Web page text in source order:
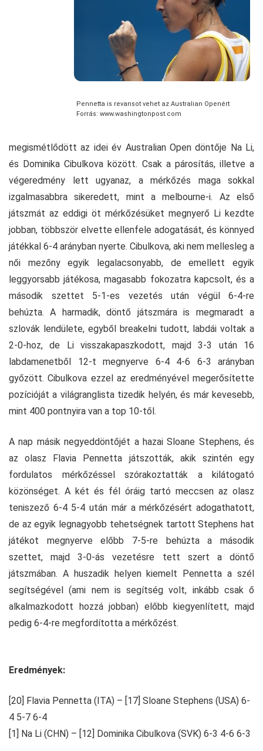
Pennetta is revansot vehet az Australian Openért
Forrás: www.washingtonpost.com
megismétlődött az idei év Australian Open döntője Na Li,
és Dominika Cibulkova között. Csak a párosítás, illetve a
végeredmény lett ugyanaz, a mérkőzés maga sokkal
izgalmasabbra sikeredett, mint a melbourne-i. Az első
játszmát az eddigi öt mérkőzésüket megnyerő Li kezdte
jobban, többször elvette ellenfele adogatását, és könnyed
játékkal 6-4 arányban nyerte. Cibulkova, aki nem mellesleg a
női mezőny egyik legalacsonyabb, de emellett egyik
leggyorsabb játékosa, magasabb fokozatra kapcsolt, és a
második szettet 5-1-es vezetés után végül 6-4-re
behúzta. A harmadik, döntő játszmára is megmaradt a
szlovák lendülete, egyből breakelni tudott, labdái voltak a
2-0-hoz, de Li visszakapaszkodott, majd 3-3 után 16
labdamenetből 12-t megnyerve 6-4 4-6 6-3 arányban
győzött. Cibulkova ezzel az eredményével megerősítette
pozícióját a világranglista tizedik helyén, és már kevesebb,
mint 400 pontnyira van a top 10-től.
A nap másik negyeddöntőjét a hazai Sloane Stephens, és
az olasz Flavia Pennetta játszották, akik szintén egy
fordulatos mérkőzéssel szórakoztatták a kilátogató
közönséget. A két és fél óráig tartó meccsen az olasz
teniszező 6-4 5-4 után már a mérkőzésért adogathatott,
de az egyik legnagyobb tehetségnek tartott Stephens hat
játékot megnyerve előbb 7-5-re behúzta a második
szettet, majd 3-0-ás vezetésre tett szert a döntő
játszmában. A huszadik helyen kiemelt Pennetta a szél
segítségével (ami nem is segítség volt, inkább csak ő
alkalmazkodott hozzá jobban) előbb kiegyenlített, majd
pedig 6-4-re megfordította a mérkőzést.
Eredmények:
[20] Flavia Pennetta (ITA) – [17] Sloane Stephens (USA) 6-
4 5-7 6-4
[1] Na Li (CHN) – [12] Dominika Cibulkova (SVK) 6-3 4-6 6-3